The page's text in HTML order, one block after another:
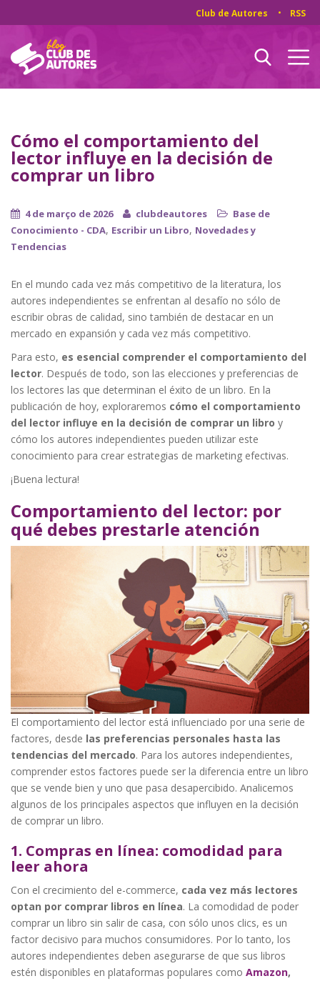
Club de Autores RSS
Cómo el comportamiento del
lector influye en la decisión de
comprar un libro
4 de março de 2026 clubdeautores
Base de
Conocimiento - CDA, Escribir un Libro, Novedades y
Tendencias
En el mundo cada vez más competitivo de la literatura, los
autores independientes se enfrentan al desafío no sólo de
escribir obras de calidad, sino también de destacar en un
mercado en expansión y cada vez más competitivo.
Para esto, es esencial comprender el comportamiento del
lector. Después de todo, son las elecciones y preferencias de
los lectores las que determinan el éxito de un libro. En la
publicación de hoy, exploraremos cómo el comportamiento
del lector influye en la decisión de comprar un libro y
cómo los autores independientes pueden utilizar este
conocimiento para crear estrategias de marketing efectivas.
¡Buena lectura!
Comportamiento del lector: por
qué debes prestarle atención
El comportamiento del lector está influenciado por una serie de
factores, desde las preferencias personales hasta las
tendencias del mercado. Para los autores independientes,
comprender estos factores puede ser la diferencia entre un libro
que se vende bien y uno que pasa desapercibido. Analicemos
algunos de los principales aspectos que influyen en la decisión
de comprar un libro.
1. Compras en línea: comodidad para
leer ahora
Con el crecimiento del e-commerce, cada vez más lectores
optan por comprar libros en línea. La comodidad de poder
comprar un libro sin salir de casa, con sólo unos clics, es un
factor decisivo para muchos consumidores. Por lo tanto, los
autores independientes deben asegurarse de que sus libros
estén disponibles en plataformas populares como Amazon,